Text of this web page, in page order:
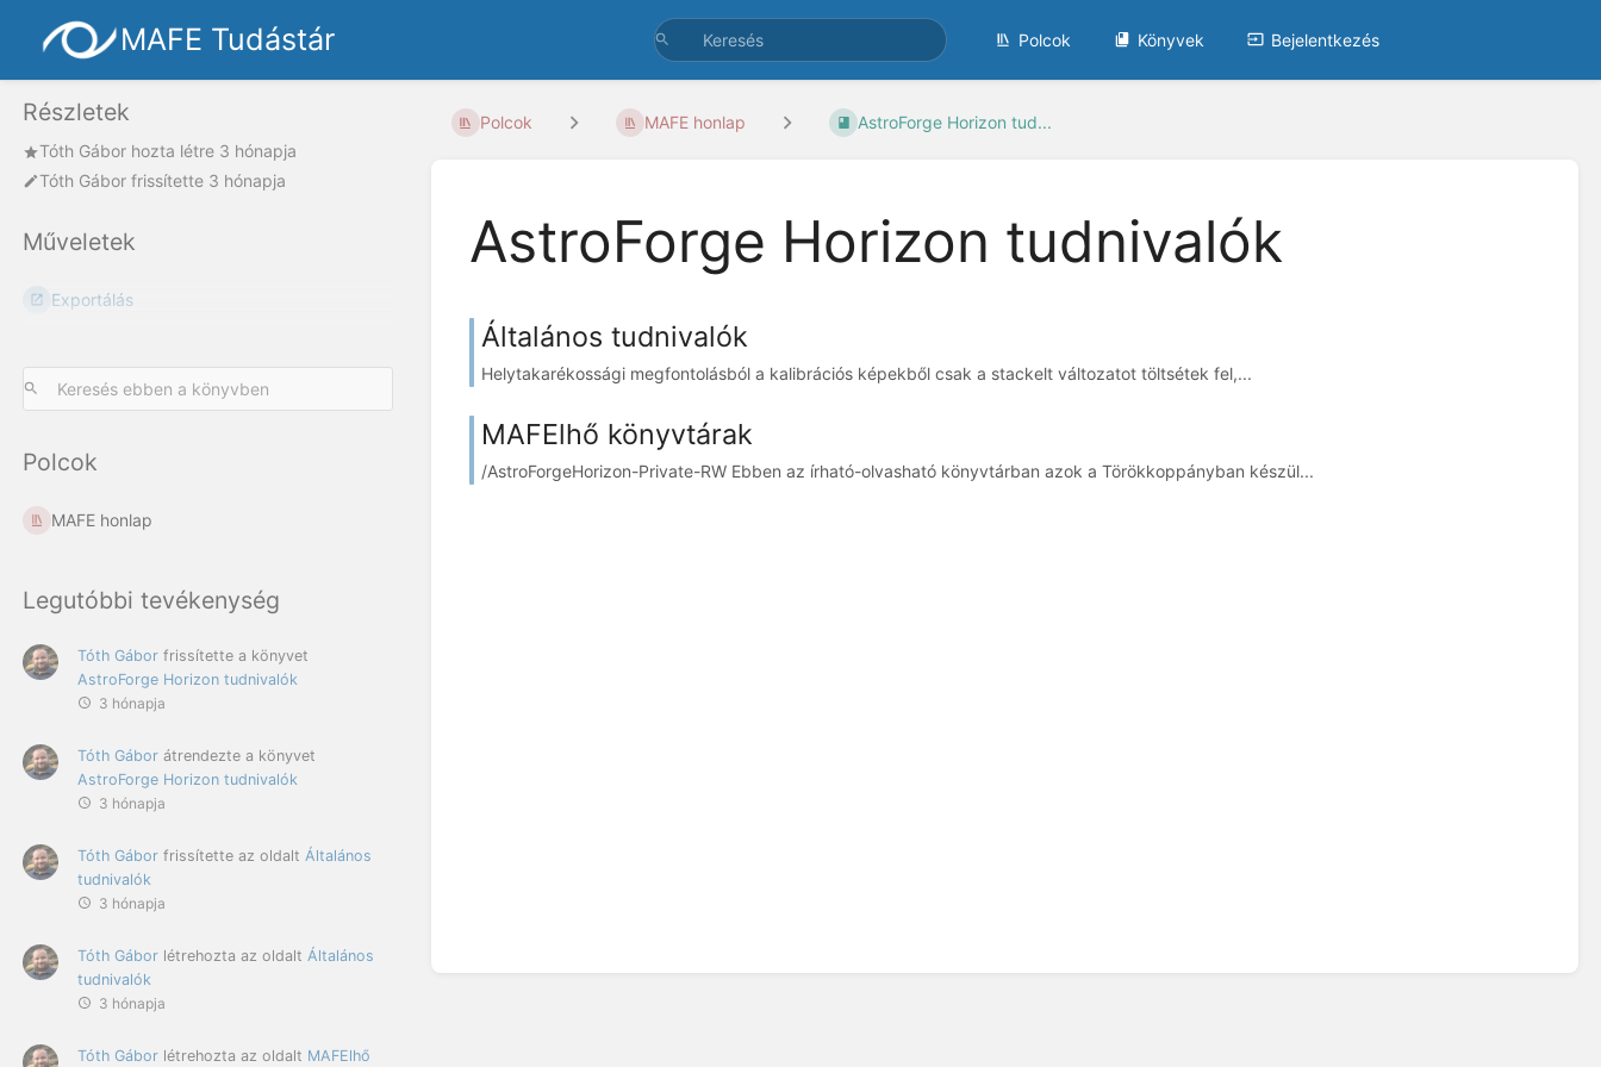
MAFE Tudástár Polcok Könyvek Bejelentkezés
Részletek
Tóth Gábor hozta létre 3 hónapja
Tóth Gábor frissítette 3 hónapja
Műveletek
Exportálás
Polcok
MAFE honlap
Legutóbbi tevékenység
Tóth Gábor frissítette a könyvet
AstroForge Horizon tudnivalók
3 hónapja
Tóth Gábor átrendezte a könyvet
AstroForge Horizon tudnivalók
3 hónapja
Tóth Gábor frissítette az oldalt Általános
tudnivalók
3 hónapja
Tóth Gábor létrehozta az oldalt Általános
tudnivalók
3 hónapja
Tóth Gábor létrehozta az oldalt MAFElhő
Polcok MAFE honlap AstroForge Horizon tud...
AstroForge Horizon tudnivalók
Általános tudnivalók
Helytakarékossági megfontolásból a kalibrációs képekből csak a stackelt változatot töltsétek fel,...
MAFElhő könyvtárak
/AstroForgeHorizon-Private-RW Ebben az írható-olvasható könyvtárban azok a Törökkoppányban készül...